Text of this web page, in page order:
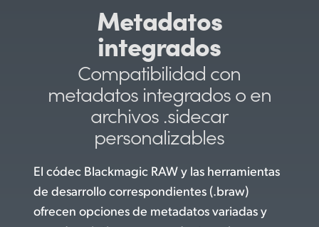
Metadatos
integrados
Compatibilidad con
metadatos integrados o en
archivos .sidecar
personalizables
El códec Blackmagic RAW y las herramientas
de desarrollo correspondientes (.braw)
ofrecen opciones de metadatos variadas y